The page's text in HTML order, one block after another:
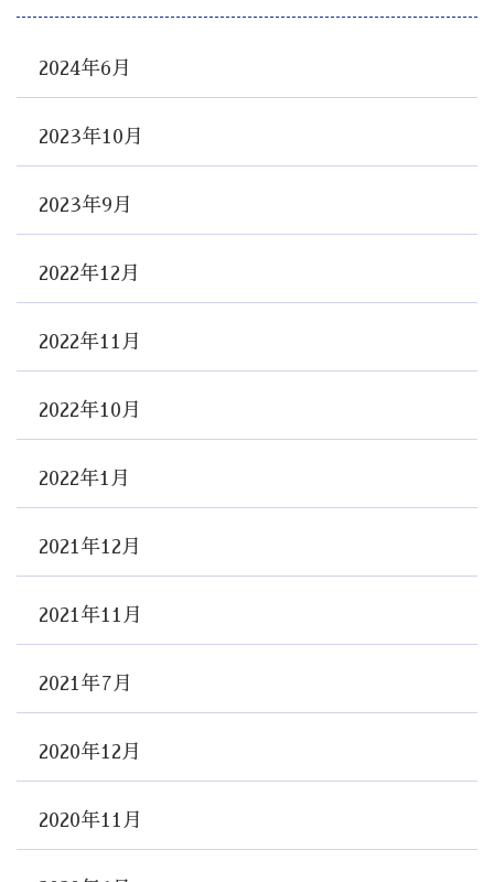
2024年6月
2023年10月
2023年9月
2022年12月
2022年11月
2022年10月
2022年1月
2021年12月
2021年11月
2021年7月
2020年12月
2020年11月